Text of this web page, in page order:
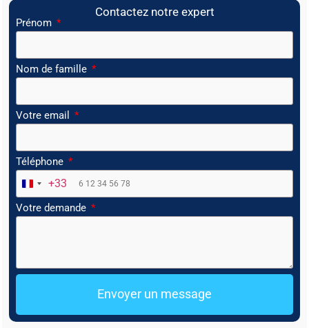
Contactez notre expert
Prénom
Nom de famille
Votre email
Téléphone
France +33
+33
Votre demande
Envoyer un message